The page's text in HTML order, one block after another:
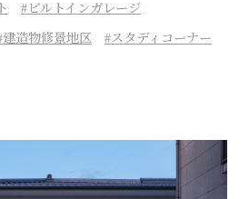
ビルトインガレージ
建造物修景地区 スタディコーナー